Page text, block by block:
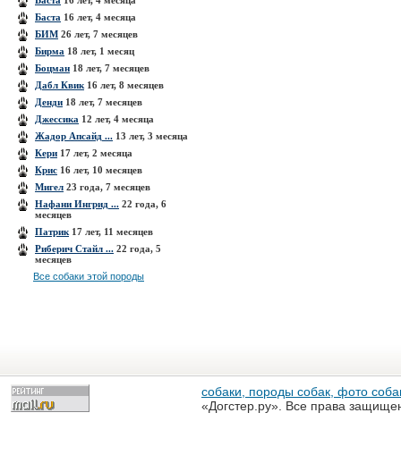
Баста 16 лет, 4 месяца
БИМ 26 лет, 7 месяцев
Бирма 18 лет, 1 месяц
Боцман 18 лет, 7 месяцев
Дабл Квик 16 лет, 8 месяцев
Денди 18 лет, 7 месяцев
Джессика 12 лет, 4 месяца
Жадор Апсайд ... 13 лет, 3 месяца
Кери 17 лет, 2 месяца
Крис 16 лет, 10 месяцев
Мигел 23 года, 7 месяцев
Нафани Ингрид ... 22 года, 6
месяцев
Патрик 17 лет, 11 месяцев
Риберич Стайл ... 22 года, 5
месяцев
Все собаки этой породы
собаки, породы собак, фото
«Догстер.ру». Все права